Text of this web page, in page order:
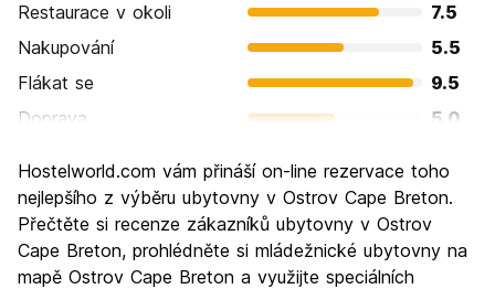
Restaurace v okoli
7.5
Nakupování
5.5
Flákat se
9.5
Doprava
5.0
Kultura
8.5
Noční život
5.5
Hodnota za peníze
9.0
Hostelworld.com vám přináší on-line rezervace toho
nejlepšího z výběru ubytovny v Ostrov Cape Breton.
Přečtěte si recenze zákazníků ubytovny v Ostrov
Cape Breton, prohlédněte si mládežnické ubytovny na
mapě Ostrov Cape Breton a využijte speciálních